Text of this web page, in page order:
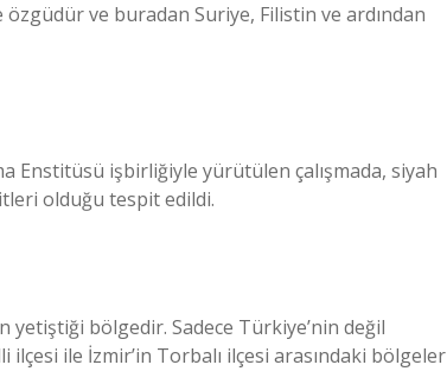
ve buradan Suriye, Filistin ve ardından
Enstitüsü işbirliğiyle yürütülen çalışmada, siyah
olduğu tespit edildi.
bölgedir. Sadece Türkiye’nin değil
ilçesi ile İzmir’in Torbalı ilçesi arasındaki bölgeler